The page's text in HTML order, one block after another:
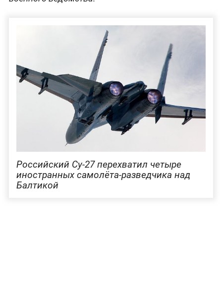
Российский Су-27 перехватил четыре
иностранных самолёта-разведчика над
Балтикой